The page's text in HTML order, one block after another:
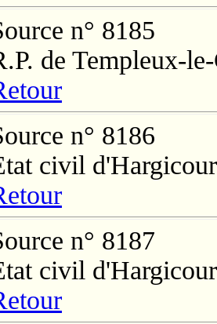
n° 8185
de Templeux-
n° 8186
civil
n° 8187
civil